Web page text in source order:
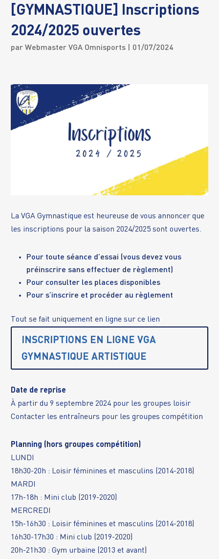
[GYMNASTIQUE] Inscriptions
2024/2025 ouvertes
parWebmaster VGA Omnisports | 01/07/2024
La VGA Gymnastique est heureuse de vous annoncer que
les inscriptions pour la saison 2024/2025 sont ouvertes.
Pour toute séance d’essai (vous devez vous
préinscrire sans effectuer de règlement)
Pour consulter les places disponibles
Pour s’inscrire et procéder au règlement
Tout se fait uniquement en ligne sur ce lien
INSCRIPTIONS EN LIGNE VGA
GYMNASTIQUE ARTISTIQUE
Date de reprise
À partir du 9 septembre 2024 pour les groupes loisir
Contacter les entraîneurs pour les groupes compétition
Planning (hors groupes compétition)
LUNDI
18h30-20h : Loisir féminines et masculins (2014-2018)
MARDI
17h-18h : Mini club (2019-2020)
MERCREDI
15h-16h30 : Loisir féminines et masculins (2014-2018)
16h30-17h30 : Mini club (2019-2020)
20h-21h30 : Gym urbaine (2013 et avant)